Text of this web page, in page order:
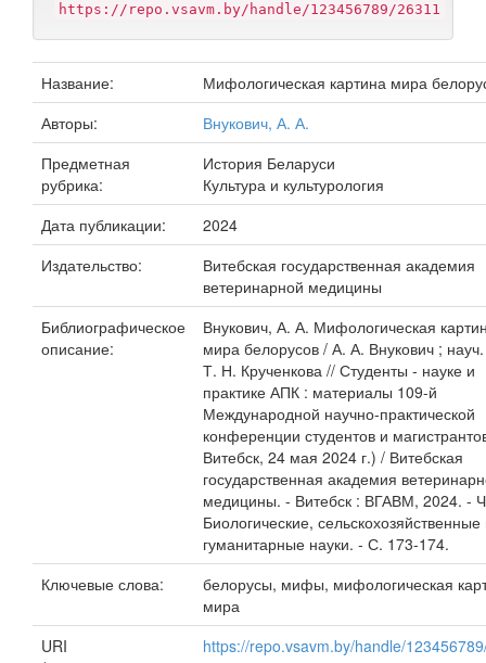
https://repo.vsavm.by/handle/123456789/26311
Название:
Мифологическая картина мира
Авторы:
Внукович, А. А.
Предметная
рубрика:
История Беларуси
Культура и культурология
Дата публикации:
2024
Издательство:
Витебская государственная академия
ветеринарной медицины
Библиографическое
описание:
Внукович, А. А. Мифологическая
мира белорусов / А. А. Внукович ; науч.
Т. Н. Крученкова // Студенты - науке и
практике АПК : материалы 109-й
Международной научно-практической
конференции студентов и
Витебск, 24 мая 2024 г.) / Витебская
государственная академия
медицины. - Витебск : ВГАВМ, 2024. -
Биологические, сельскохозяйственные
гуманитарные науки. - С. 173-174.
Ключевые слова:
белорусы, мифы, мифологическая
мира
URI
https://repo.vsavm.by/handle/